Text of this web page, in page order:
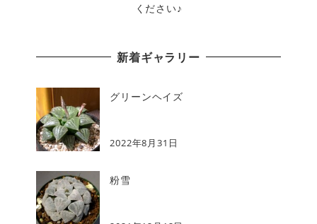
ください♪
新着ギャラリー
グリーンヘイズ
2022年8月31日
粉雪